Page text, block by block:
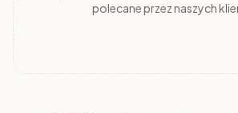
polecane przez naszych